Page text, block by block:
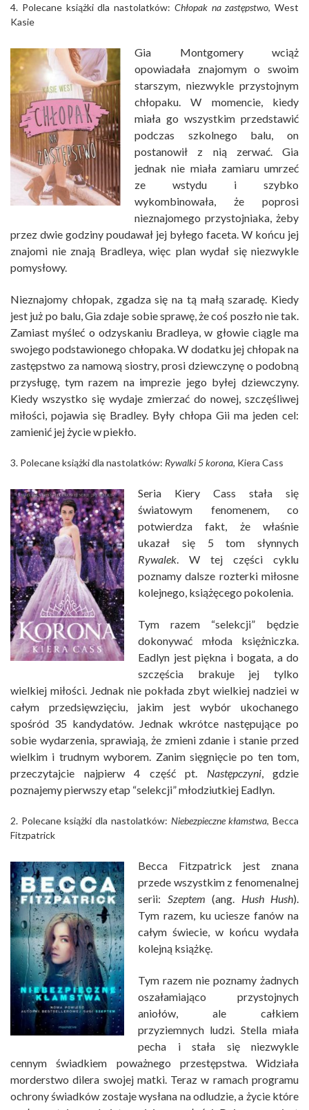
4. Polecane książki dla nastolatków: Chłopak na zastępstwo, West
Kasie
Gia Montgomery wciąż
opowiadała znajomym o swoim
starszym, niezwykle przystojnym
chłopaku. W momencie, kiedy
miała go wszystkim przedstawić
podczas szkolnego balu, on
postanowił z nią zerwać. Gia
jednak nie miała zamiaru umrzeć
ze wstydu i szybko
wykombinowała, że poprosi
nieznajomego przystojniaka, żeby
przez dwie godziny poudawał jej byłego faceta. W końcu jej
znajomi nie znają Bradleya, więc plan wydał się niezwykle
pomysłowy.
Nieznajomy chłopak, zgadza się na tą małą szaradę. Kiedy
jest już po balu, Gia zdaje sobie sprawę, że coś poszło nie tak.
Zamiast myśleć o odzyskaniu Bradleya, w głowie ciągle ma
swojego podstawionego chłopaka. W dodatku jej chłopak na
zastępstwo za namową siostry, prosi dziewczynę o podobną
przysługę, tym razem na imprezie jego byłej dziewczyny.
Kiedy wszystko się wydaje zmierzać do nowej, szczęśliwej
miłości, pojawia się Bradley. Były chłopa Gii ma jeden cel:
zamienić jej życie w piekło.
3. Polecane książki dla nastolatków: Rywalki 5 korona, Kiera Cass
Seria Kiery Cass stała się
światowym fenomenem, co
potwierdza fakt, że właśnie
ukazał się 5 tom słynnych
Rywalek. W tej części cyklu
poznamy dalsze rozterki miłosne
kolejnego, książęcego pokolenia.
Tym razem “selekcji” będzie
dokonywać młoda księżniczka.
Eadlyn jest piękna i bogata, a do
szczęścia brakuje jej tylko
wielkiej miłości. Jednak nie pokłada zbyt wielkiej nadziei w
całym przedsięwzięciu, jakim jest wybór ukochanego
spośród 35 kandydatów. Jednak wkrótce następujące po
sobie wydarzenia, sprawiają, że zmieni zdanie i stanie przed
wielkim i trudnym wyborem. Zanim sięgnięcie po ten tom,
przeczytajcie najpierw 4 część pt. Następczyni, gdzie
poznajemy pierwszy etap “selekcji” młodziutkiej Eadlyn.
2. Polecane książki dla nastolatków: Niebezpieczne kłamstwa, Becca
Fitzpatrick
Becca Fitzpatrick jest znana
przede wszystkim z fenomenalnej
serii: Szeptem (ang. Hush Hush).
Tym razem, ku uciesze fanów na
całym świecie, w końcu wydała
kolejną książkę.
Tym razem nie poznamy żadnych
oszałamiająco przystojnych
aniołów, ale całkiem
przyziemnych ludzi. Stella miała
pecha i stała się niezwykle
cennym świadkiem poważnego przestępstwa. Widziała
morderstwo dilera swojej matki. Teraz w ramach programu
ochrony świadków zostaje wysłana na odludzie, a życie które